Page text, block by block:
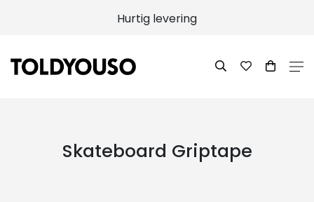
Hurtig levering
Skateboard Griptape